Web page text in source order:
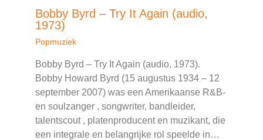
Bobby Byrd – Try It Again (audio,
1973)
Popmuziek
Bobby Byrd – Try It Again (audio, 1973).
Bobby Howard Byrd (15 augustus 1934 – 12
september 2007) was een Amerikaanse R&B-
en soulzanger , songwriter, bandleider,
talentscout , platenproducent en muzikant, die
een integrale en belangrijke rol speelde in…